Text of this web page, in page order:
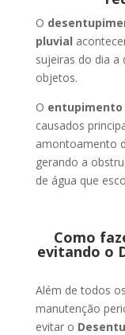
O
pluvial
sujeiras do dia a
objetos.
O entupimento
causados
amontoamento
gerando a
de água que
Como
evitando o
Além de todos
manutenção
evitar o